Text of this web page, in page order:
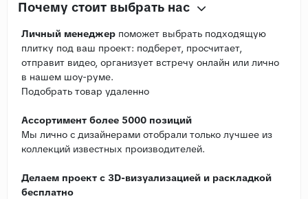
Почему стоит выбрать нас
Личный менеджер поможет выбрать подходящую
плитку под ваш проект: подберет, просчитает,
отправит видео, организует встречу онлайн или лично
в нашем шоу-руме.
Подобрать товар удаленно
Ассортимент более 5000 позиций
Мы лично с дизайнерами отобрали только лучшее из
коллекций известных производителей.
Делаем проект с 3D-визуализацией и раскладкой
бесплатно